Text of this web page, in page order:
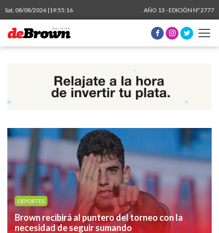
Sat, 08/08/2026 |19:55:17 AÑO 13 - EDICIÓN Nº 2777
DEPORTES
Brown recibirá al puntero del torneo con la
necesidad de seguir sumando